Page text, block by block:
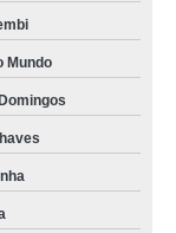
Mundo